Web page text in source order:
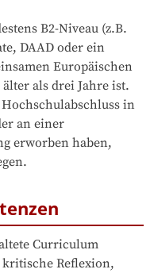
B2-Niveau (z.B.
DAAD oder ein
Europäischen
als drei Jahre ist.
in
an einer
erworben haben,
Curriculum
Reflexion,